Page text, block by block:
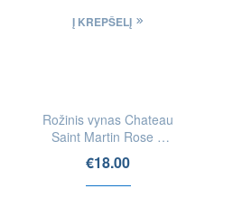
Į KREPŠELĮ
Rožinis vynas Chateau
Saint Martin Rose &
Roll
€18.00